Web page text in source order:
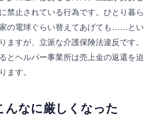
禁止されている行為です。ひとり暮ら
の電球ぐらい替えてあげても……とい
ますが、立派な介護保険法違反です。
とヘルパー事業所は売上金の返還を迫
ます。
んなに厳しくなった